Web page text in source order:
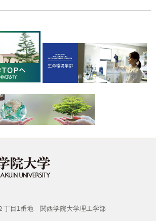
丁目1番地 関西学院大学理工学部